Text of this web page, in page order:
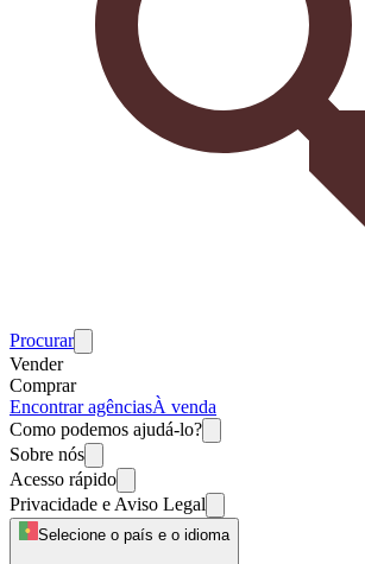
Procurar
Vender
Comprar
Encontrar agênciasÀ venda
Como podemos ajudá-lo?
Sobre nós
Acesso rápido
Privacidade e Aviso Legal
Selecione o país e o idioma